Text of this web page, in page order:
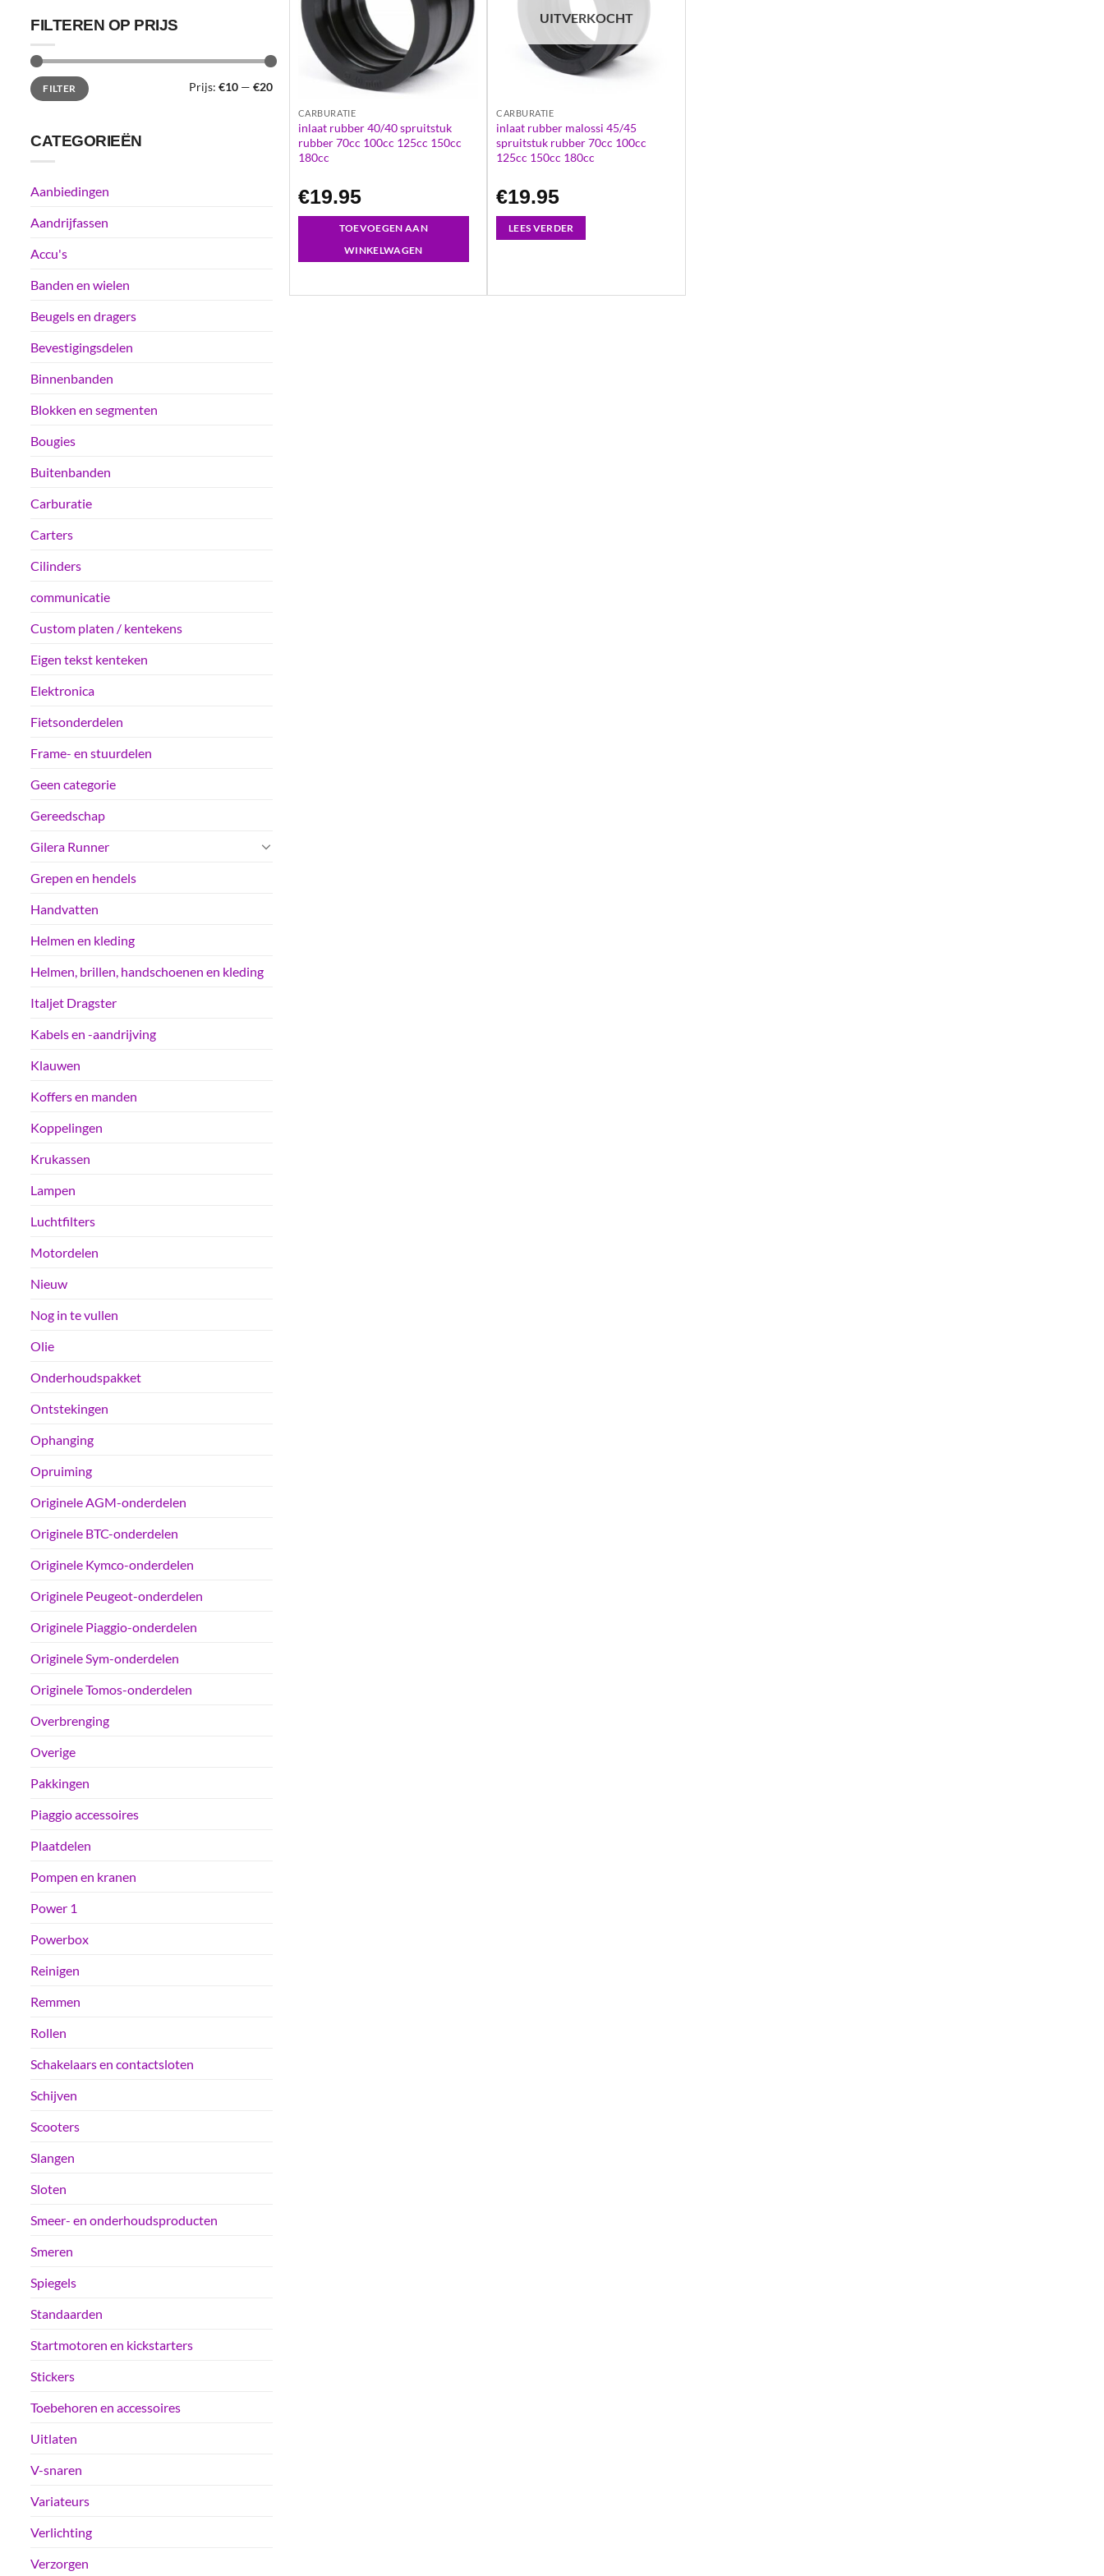
FILTEREN OP PRIJS
Min.
prijs
Max.
prijsFILTER Prijs: €10 — €20
CATEGORIEËN
Aanbiedingen
Aandrijfassen
Accu's
Banden en wielen
Beugels en dragers
Bevestigingsdelen
Binnenbanden
Blokken en segmenten
Bougies
Buitenbanden
Carburatie
Carters
Cilinders
communicatie
Custom platen / kentekens
Eigen tekst kenteken
Elektronica
Fietsonderdelen
Frame- en stuurdelen
Geen categorie
Gereedschap
Gilera Runner
Grepen en hendels
Handvatten
Helmen en kleding
Helmen, brillen, handschoenen en kleding
Italjet Dragster
Kabels en -aandrijving
Klauwen
Koffers en manden
Koppelingen
Krukassen
Lampen
Luchtfilters
Motordelen
Nieuw
Nog in te vullen
Olie
Onderhoudspakket
Ontstekingen
Ophanging
Opruiming
Originele AGM-onderdelen
Originele BTC-onderdelen
Originele Kymco-onderdelen
Originele Peugeot-onderdelen
Originele Piaggio-onderdelen
Originele Sym-onderdelen
Originele Tomos-onderdelen
Overbrenging
Overige
Pakkingen
Piaggio accessoires
Plaatdelen
Pompen en kranen
Power 1
Powerbox
Reinigen
Remmen
Rollen
Schakelaars en contactsloten
Schijven
Scooters
Slangen
Sloten
Smeer- en onderhoudsproducten
Smeren
Spiegels
Standaarden
Startmotoren en kickstarters
Stickers
Toebehoren en accessoires
Uitlaten
V-snaren
Variateurs
Verlichting
Verzorgen
CARBURATIE
inlaat rubber 40/40 spruitstuk
rubber 70cc 100cc 125cc 150cc
180cc
€19.95
TOEVOEGEN AAN
WINKELWAGEN
UITVERKOCHT
CARBURATIE
inlaat rubber malossi 45/45
spruitstuk rubber 70cc 100cc
125cc 150cc 180cc
€19.95
LEES VERDER